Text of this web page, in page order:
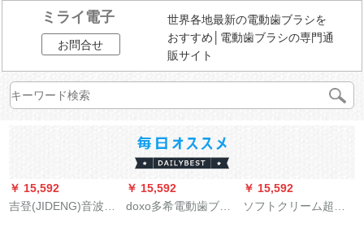
ミライ電子
お問合せ
世界各地最新の電動歯ブラシを
おすすめ│電動歯ブラシの専門通
販サイト
￥ 15,592
吉登(JIDENG)音波式
￥ 15,592
doxo多希電動歯ブラ
￥ 15,592
ソフトクリーム超微